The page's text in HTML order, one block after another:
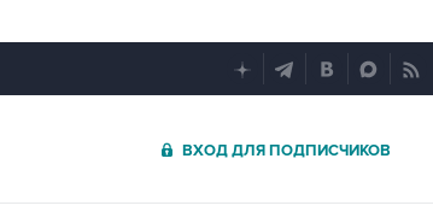
ВХОД ДЛЯ ПОДПИСЧИКОВ